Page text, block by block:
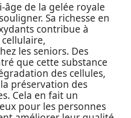
âge de la gelée royale
Sa richesse en
contribue à
les seniors. Des
que cette substance
des cellules,
préservation des
Cela en fait un
pour les personnes